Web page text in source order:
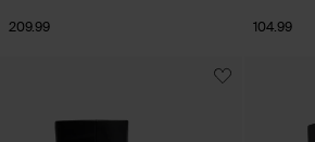
209.99 104.99